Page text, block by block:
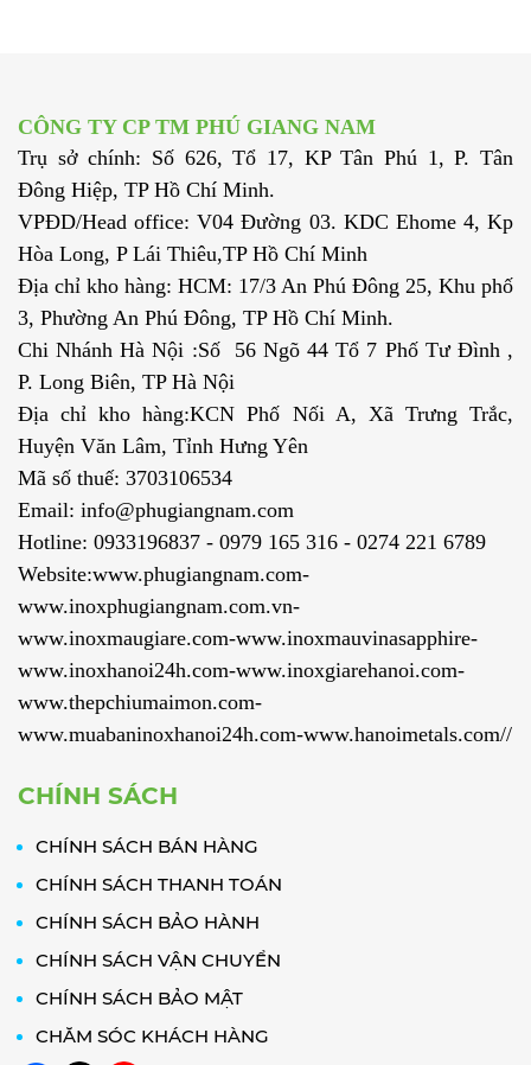
CÔNG TY CP TM PHÚ GIANG NAM
Trụ sở chính: Số 626, Tổ 17, KP Tân Phú 1, P. Tân
Đông Hiệp, TP Hồ Chí Minh.
VPĐD/Head office: V04 Đường 03. KDC Ehome 4, Kp
Hòa Long, P Lái Thiêu,TP Hồ Chí Minh
Địa chỉ kho hàng: HCM: 17/3 An Phú Đông 25, Khu phố
3, Phường An Phú Đông, TP Hồ Chí Minh.
Chi Nhánh Hà Nội :Số 56 Ngõ 44 Tổ 7 Phố Tư Đình ,
P. Long Biên, TP Hà Nội
Địa chỉ kho hàng:KCN Phố Nối A, Xã Trưng Trắc,
Huyện Văn Lâm, Tỉnh Hưng Yên
Mã số thuế: 3703106534
Email: info@phugiangnam.com
Hotline: 0933196837 - 0979 165 316 - 0274 221 6789
Website:www.phugiangnam.com-
www.inoxphugiangnam.com.vn-
www.inoxmaugiare.com-www.inoxmauvinasapphire-
www.inoxhanoi24h.com-www.inoxgiarehanoi.com-
www.thepchiumaimon.com-
www.muabaninoxhanoi24h.com-www.hanoimetals.com//
CHÍNH SÁCH
CHÍNH SÁCH BÁN HÀNG
CHÍNH SÁCH THANH TOÁN
CHÍNH SÁCH BẢO HÀNH
CHÍNH SÁCH VẬN CHUYỂN
CHÍNH SÁCH BẢO MẬT
CHĂM SÓC KHÁCH HÀNG